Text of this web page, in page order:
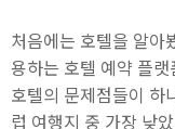
처음에는 호텔을 알아
용하는 호텔 예약 플
호텔의 문제점들이 하
럽 여행지 중 가장 낮